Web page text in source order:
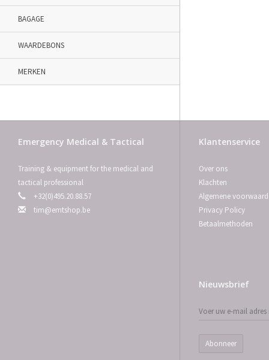
BAGAGE
WAARDEBONS
MERKEN
Emergency Medical & Tactical
Training & equipment for the medical and
tactical professional
+32(0)495.20.88.57
tim@emtshop.be
Klantenservice
Over ons
Klachten
Algemene
Privacy Policy
Betaalmethoden
Nieuwsbrief
Abonneer